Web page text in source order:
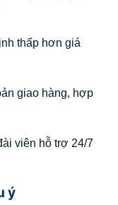
thấp hơn giá
giao hàng, hợp
viên hỗ trợ 24/7
ý